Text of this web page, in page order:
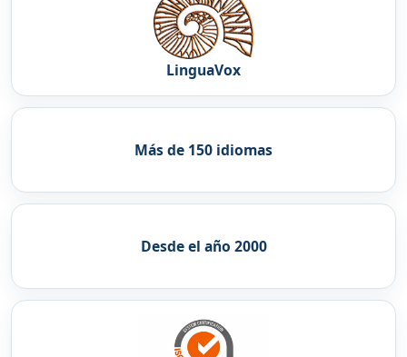
LinguaVox
Más de 150 idiomas
Desde el año 2000